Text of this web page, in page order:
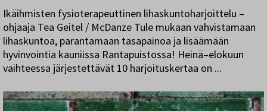
Ikäihmisten fysioterapeuttinen lihaskuntoharjoittelu –
ohjaaja Tea Geitel / McDanze Tule mukaan vahvistamaan
lihaskuntoa, parantamaan tasapainoa ja lisäämään
hyvinvointia kauniissa Rantapuistossa! Heinä–elokuun
vaihteessa järjestettävät 10 harjoituskertaa on ...